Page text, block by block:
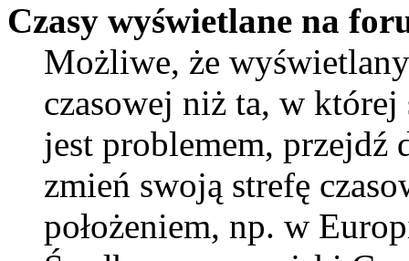
Czasy wyświetlane na
Możliwe, że
czasowej niż ta, w której
jest problemem,
zmień swoją strefę
położeniem, np. w